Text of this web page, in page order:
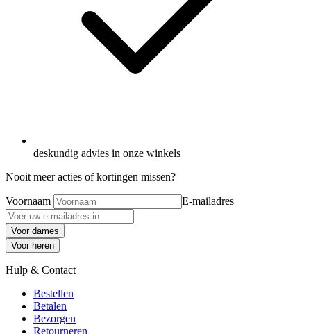
deskundig advies in onze winkels
Nooit meer acties of kortingen missen?
Voornaam E-mailadres
Voor dames
Voor heren
Hulp & Contact
Bestellen
Betalen
Bezorgen
Retourneren